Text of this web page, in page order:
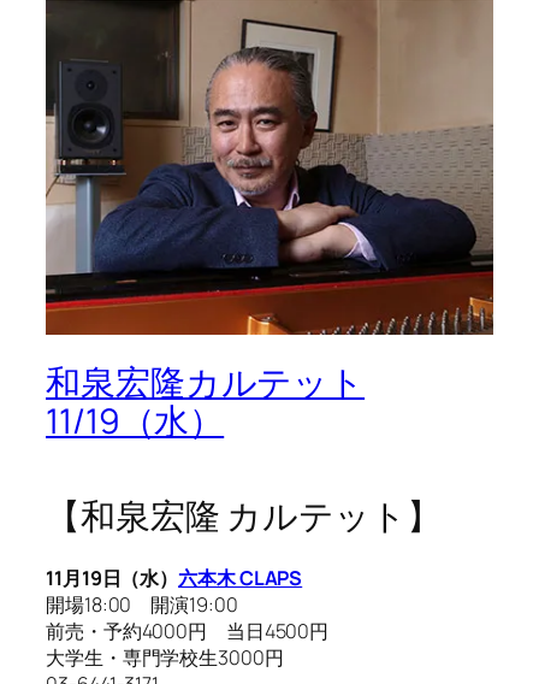
和泉宏隆カルテット
11/19（水）
【和泉宏隆 カルテット】
11月19日（水）六本木 CLAPS
開場18:00 開演19:00
前売・予約4000円 当日4500円
大学生・専門学校生3000円